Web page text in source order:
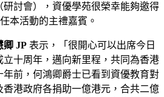
討會），資優學苑很榮幸能夠邀得
本活動的主禮嘉賓。
卿 JP 表示，「很開心可以出席今日
十周年，邁向新里程，共同為香港
前，何鴻卿爵士已看到資優教育對
港政府各捐助一億港元，合共二億